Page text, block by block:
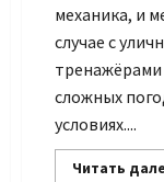
механика, и
случае с
сложных
условиях....
Читать